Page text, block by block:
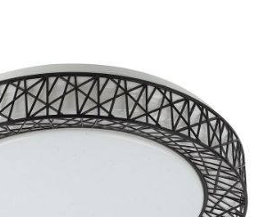
УЛИЧНЫЕ СВЕТИЛЬНИКИ
ФОНТАНЫ
ЭЛЕКТРОЗВОНКИ И АКСЕССУАРЫ
ЭЛЕКТРОУСТАНОВОЧНЫЕ